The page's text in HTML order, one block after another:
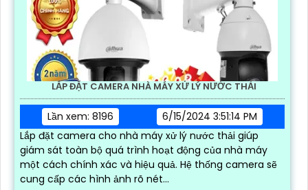
LẮP ĐẶT CAMERA NHÀ MÁY XỬ LÝ NƯỚC THẢI
Lần xem: 8196
6/15/2024 3:51:14 PM
Lắp đặt camera cho nhà máy xử lý nước thải giúp
giám sát toàn bộ quá trình hoạt động của nhà máy
một cách chính xác và hiệu quả. Hệ thống camera sẽ
cung cấp các hình ảnh rõ nét...